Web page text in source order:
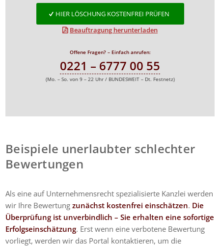
HIER LÖSCHUNG KOSTENFREI PRÜFEN
Beauftragung herunterladen
Offene Fragen? – Einfach anrufen:
0221 – 6777 00 55
(Mo. – So. von 9 – 22 Uhr / BUNDESWEIT – Dt. Festnetz)
Beispiele unerlaubter schlechter
Bewertungen
Als eine auf Unternehmensrecht spezialisierte Kanzlei werden
wir Ihre Bewertungzunächst kostenfrei einschätzen. Die
Überprüfung ist unverbindlich – Sie erhalten eine sofortige
Erfolgseinschätzung. Erst wenn eine verbotene Bewertung
vorliegt, werden wir das Portal kontaktieren, um die